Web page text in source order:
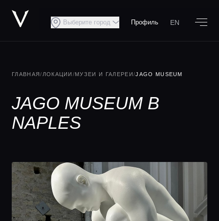
Выберите город Профиль EN
ГЛАВНАЯ/ ЛОКАЦИИ /МУЗЕИ И ГАЛЕРЕИ/JAGO MUSEUM
JAGO MUSEUM В
NAPLES